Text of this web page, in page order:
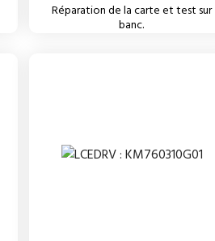
Réparation de la carte et test sur
banc.